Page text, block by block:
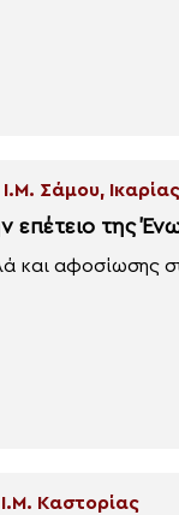
Ι.Μ. Σάμου,
επέτειο της
και αφοσίωσης
Ι.Μ. Καστορίας